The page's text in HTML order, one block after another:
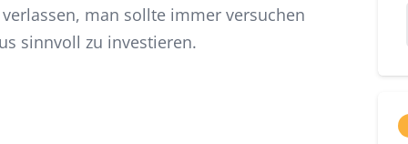
man sollte immer versuchen
sinnvoll zu investieren.